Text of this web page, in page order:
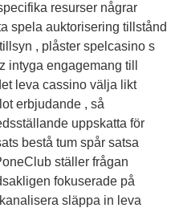
resurser någrar
spela auktorisering tillstånd
, plåster spelcasino s
intyga engagemang till
leva cassino välja likt
erbjudande , så
uppskatta för
bestå tum spår satsa
ställer frågan
fokuserade på
släppa in leva